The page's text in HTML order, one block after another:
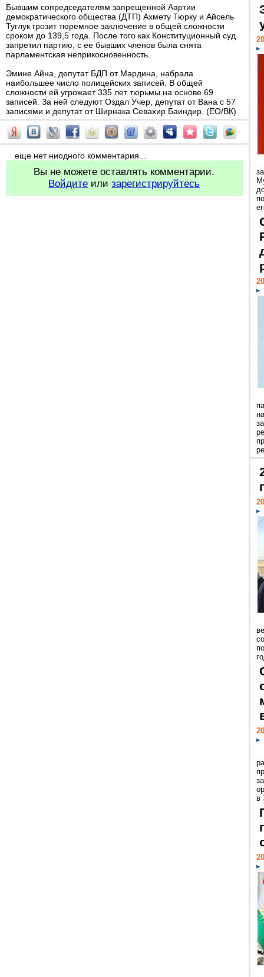
Бывшим сопредседателям запрещенной Аартии
демократического общества (ДТП) Ахмету Тюрку и Айсель
Туглук грозит тюремное заключение в общей сложности
сроком до 139,5 года. После того как Конституционный суд
запретил партию, с ее бывших членов была снята
парламентская неприкосновенность.
Эмине Айна, депутат БДП от Мардина, набрала
наибольшее число полицейских записей. В общей
сложности ей угрожает 335 лет тюрьмы на основе 69
записей. За ней следуют Оздал Учер, депутат от Вана с 57
записями и депутат от Ширнака Севахир Баиндир. (EO/ВК)
еще нет ниодного комментария...
Вы не можете оставлять комментарии.
Войдите илизарегистрируйтесь
в